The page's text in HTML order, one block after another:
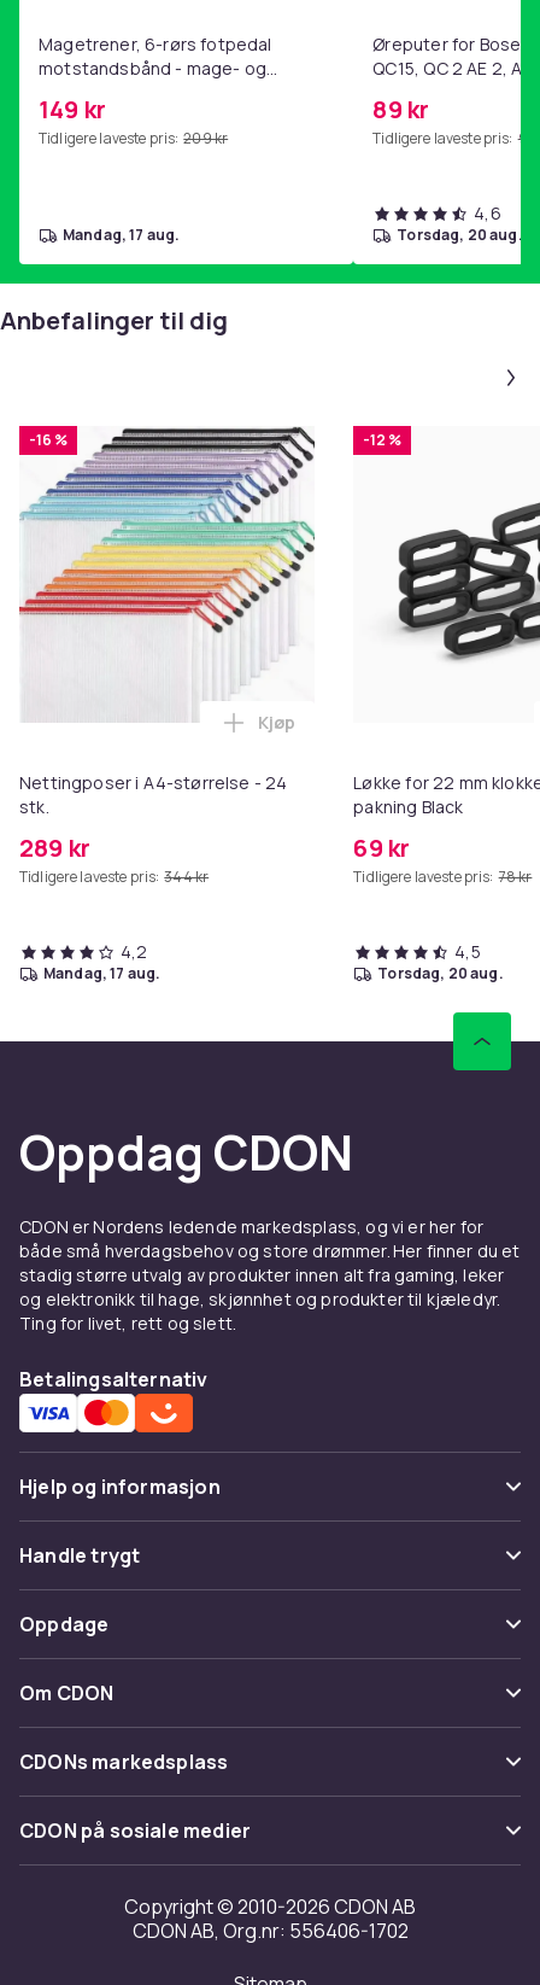
Magetrener, 6-rørs fotpedal
motstandsbånd - mage- og
hjemmegymnastikk Purple
149 kr
Tidligere laveste pris: 209 kr
mandag, 17 aug.
Øreputer for Bose
QC15, QC 2 AE 2, AE
89 kr
Tidligere laveste pris: 99
4,6
torsdag, 20 aug.
Anbefalinger til dig
-16 %
Nettingposer i A4-størrelse - 24
stk.
289 kr
Tidligere laveste pris: 344 kr
Legg Nettingposer i A4-
Kjøp
4,2
mandag, 17 aug.
-12 %
Løkke for 22 mm
pakning Black
69 kr
Tidligere laveste pris: 78 kr
4,5
torsdag, 20 aug.
Oppdag CDON
CDON er Nordens ledende markedsplass, og vi er her for
både små hverdagsbehov og store drømmer. Her finner du et
stadig større utvalg av produkter innen alt fra gaming, leker
og elektronikk til hage, skjønnhet og produkter til kjæledyr.
Ting for livet, rett og slett.
Betalingsalternativ
Hjelp og informasjon
Vanlige spørsmål
Spor pakke
Angre & returner her
Kontakt oss
Handle trygt
Betaling
Levering
Tilbakekallinger
Oppdage
Kategorier
Varemerker
Om CDON
Om oss
Kundeanmeldelser
Jobbe på CDON
Investor relations
Tilgjengelighet
CDONs markedsplass
Merchant Help Center
CDON på sosiale medier
Copyright © 2010-2026 CDON AB
CDON AB, Org.nr: 556406-1702